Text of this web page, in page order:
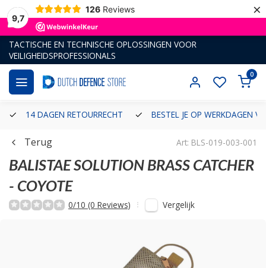
9,7
126 Reviews ×
TACTISCHE EN TECHNISCHE OPLOSSINGEN VOOR
VEILIGHEIDSPROFESSIONALS
0
14 DAGEN RETOURRECHT BESTEL JE OP WERKDAGEN
Terug Art: BLS-019-003-001
BALISTAE SOLUTION BRASS CATCHER
- COYOTE
0/10 (0 Reviews) Vergelijk